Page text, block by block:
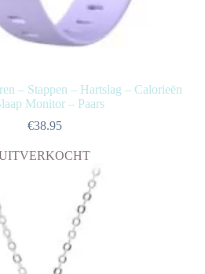
– Stappen – Hartslag – Calorieën
Monitor – Paars
€38.95